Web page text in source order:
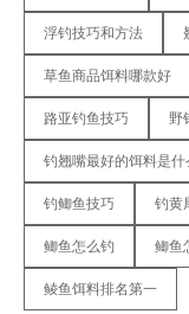
浮钓技巧和方法
草鱼商品饵料哪款好
路亚钓鱼技巧 野
钓翘嘴最好的饵料是什
钓鲫鱼技巧 钓黄
鲫鱼怎么钓 鲫鱼
鲮鱼饵料排名第一